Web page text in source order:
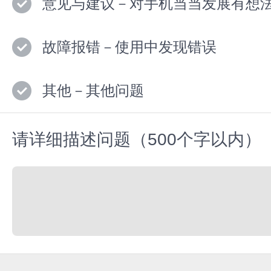
意见与建议－对手机当当发展有想
故障报错－使用中发现错误
其他－其他问题
请详细描述问题（500个字以内）